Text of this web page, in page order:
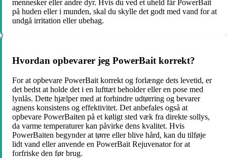
mennesker eller andre dyr. Hvis du ved et uheld får PowerBait
på huden eller i munden, skal du skylle det godt med vand for at
undgå irritation eller ubehag.
Hvordan opbevarer jeg PowerBait korrekt?
For at opbevare PowerBait korrekt og forlænge dets levetid, er
det bedst at holde det i en lufttæt beholder eller en pose med
lynlås. Dette hjælper med at forhindre udtørring og bevarer
agnens konsistens og effektivitet. Det anbefales også at
opbevare PowerBaiten på et køligt sted væk fra direkte sollys,
da varme temperaturer kan påvirke dens kvalitet. Hvis
PowerBaiten begynder at tørre eller blive hård, kan du tilføje
lidt vand eller anvende en PowerBait Rejuvenator for at
forfriske den før brug.